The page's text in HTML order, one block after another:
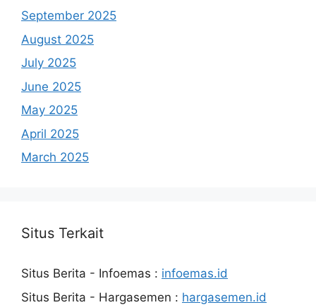
September 2025
August 2025
July 2025
June 2025
May 2025
April 2025
March 2025
Situs Terkait
Situs Berita - Infoemas : infoemas.id
Situs Berita - Hargasemen : hargasemen.id